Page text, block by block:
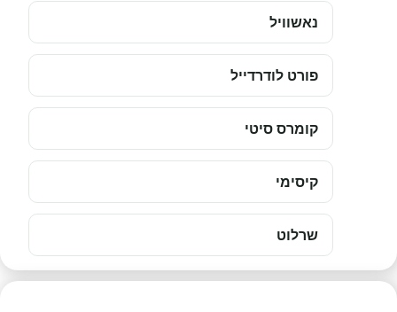
נאשוויל
פורט לודרדייל
קומרס סיטי
קיסימי
שרלוט